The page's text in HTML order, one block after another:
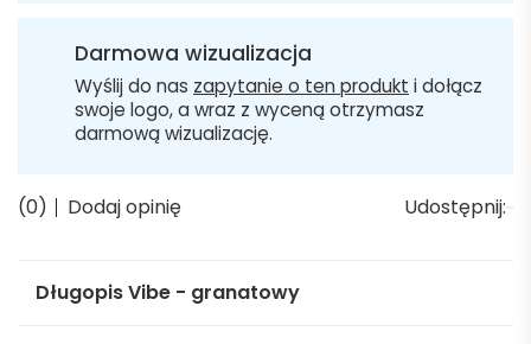
Darmowa wizualizacja
Wyślij do nas zapytanie o ten produkt i dołącz
swoje logo, a wraz z wyceną otrzymasz
darmową wizualizację.
(0) Dodaj opinię Udostępnij:
Długopis Vibe - granatowy